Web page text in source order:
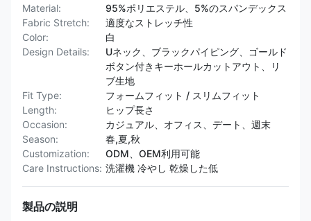
Material:
95%ポリエステル、5%のスパンデックス
Fabric Stretch:
適度なストレッチ性
Color:
白
Design Details:
Uネック、ブラックパイピング、ゴールド
ボタン付きキーホールカットアウト、リ
ブ生地
Fit Type:
フォームフィット / スリムフィット
Length:
ヒップ長さ
Occasion:
カジュアル、オフィス、デート、週末
Season:
春,夏,秋
Customization:
ODM、OEM利用可能
Care Instructions: 洗濯機 冷やし 乾燥した低
製品の説明